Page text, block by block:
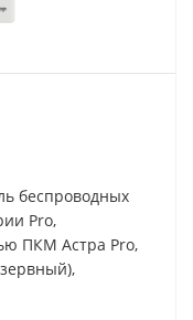
беспроводных
Pro,
ПКМ Астра Pro,